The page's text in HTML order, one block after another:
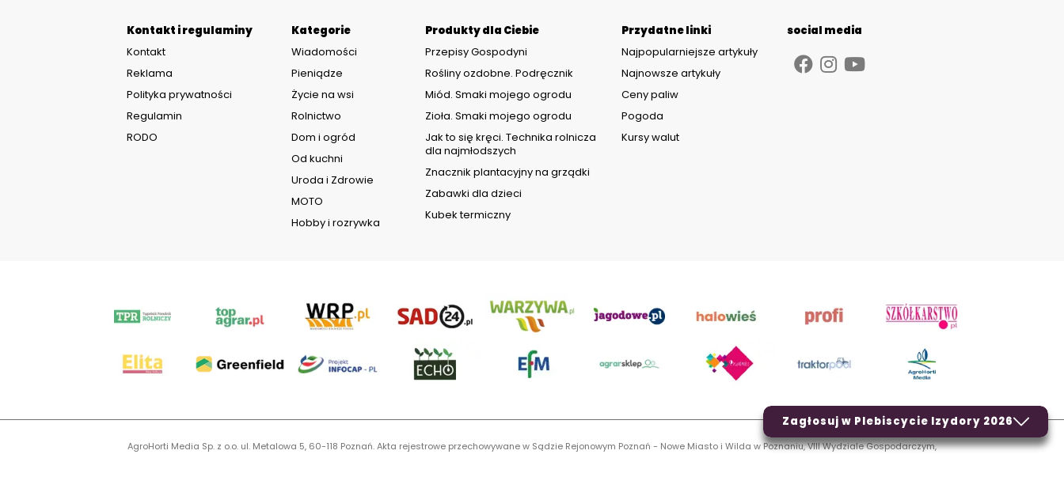
Zagłosuj w Plebiscycie Izydory 2026
Kontakt i regulaminy
Kontakt
Reklama
Polityka prywatności
Regulamin
RODO
Kategorie
Wiadomości
Pieniądze
Życie na wsi
Rolnictwo
Dom i ogród
Od kuchni
Uroda i Zdrowie
MOTO
Hobby i rozrywka
Produkty dla Ciebie
Przepisy Gospodyni
Rośliny ozdobne. Podręcznik
Miód. Smaki mojego ogrodu
Zioła. Smaki mojego ogrodu
Jak to się kręci. Technika rolnicza
dla najmłodszych
Znacznik plantacyjny na grządki
Zabawki dla dzieci
Kubek termiczny
Przydatne linki
Najpopularniejsze artykuły
Najnowsze artykuły
Ceny paliw
Pogoda
Kursy walut
social media
AgroHorti Media Sp. z o.o. ul. Metalowa 5, 60-118 Poznań. Akta rejestrowe przechowywane w Sądzie Rejonowym Poznań - Nowe Miasto i Wilda w Poznaniu, VIII Wydziale Gospodarczym,